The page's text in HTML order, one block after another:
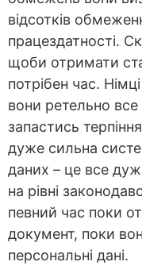
відсотків
працездатності.
щоби отримати
потрібен час.
вони ретельно
запастись
дуже сильна
даних – це все
на рівні
певний час поки
документ, поки
персональні дані.